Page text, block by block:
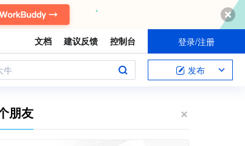
文档 建议反馈 控制台 登录/注册
牛 发布
朋友